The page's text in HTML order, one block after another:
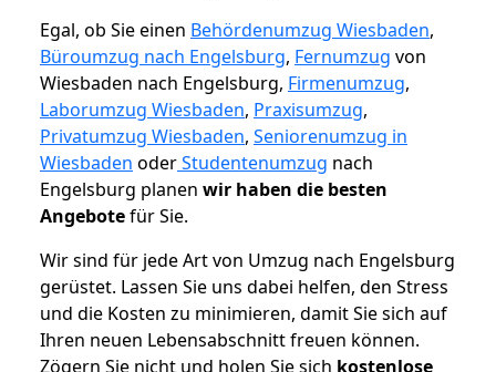
Egal, ob Sie einen Behördenumzug Wiesbaden,
Büroumzug nach Engelsburg, Fernumzug von
Wiesbaden nach Engelsburg, Firmenumzug,
Laborumzug Wiesbaden, Praxisumzug,
Privatumzug Wiesbaden, Seniorenumzug in
Wiesbaden oderStudentenumzug nach
Engelsburg planen wir haben die besten
Angebotefür Sie.
Wir sind für jede Art von Umzug nach Engelsburg
gerüstet. Lassen Sie uns dabei helfen, den Stress
und die Kosten zu minimieren, damit Sie sich auf
Ihren neuen Lebensabschnitt freuen können.
Zögern Sie nicht und holen Sie sich kostenlose